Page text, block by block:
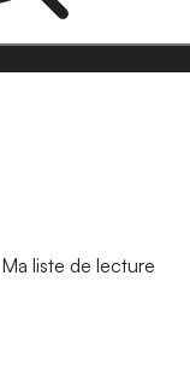
Ma liste de lecture